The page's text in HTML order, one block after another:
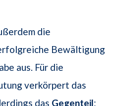
die
Bewältigung
aus. Für die
verkörpert das
das Gegenteil: